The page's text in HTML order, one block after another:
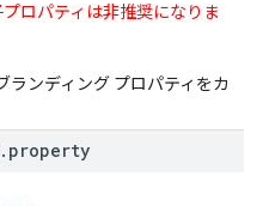
ロパティは非推奨になりま
ランディング プロパティをカ
. property